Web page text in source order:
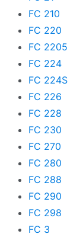
FC 210
FC 220
FC 2205
FC 224
FC 224S
FC 226
FC 228
FC 230
FC 270
FC 280
FC 288
FC 290
FC 298
FC 3